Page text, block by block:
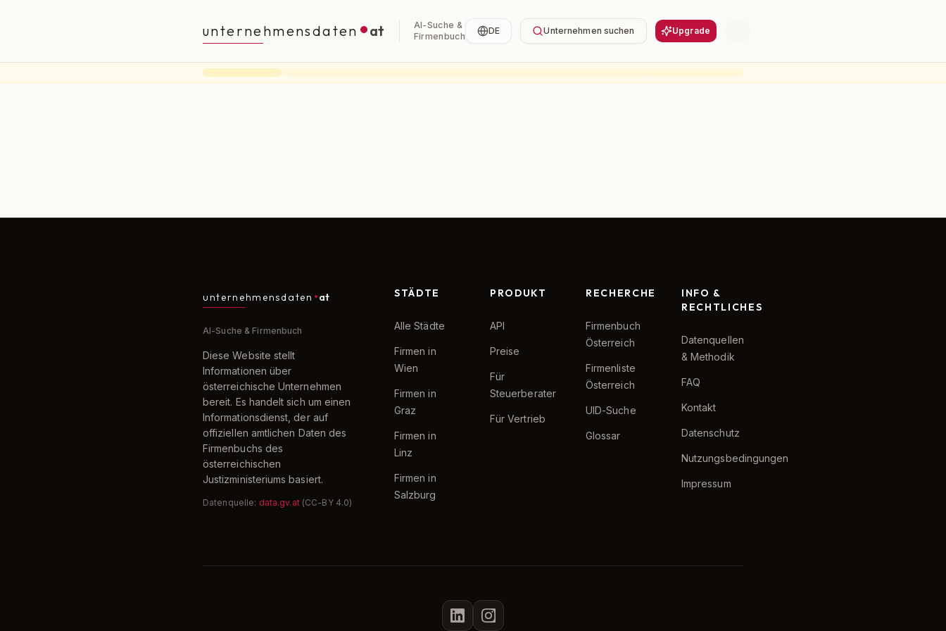
unternehmensdaten at
AI-Suche &
Firmenbuch
DE Unternehmen suchen Upgrade
unternehmensdaten at
AI-Suche & Firmenbuch
Diese Website stellt
Informationen über
österreichische Unternehmen
bereit. Es handelt sich um einen
Informationsdienst, der auf
offiziellen amtlichen Daten des
Firmenbuchs des
österreichischen
Justizministeriums basiert.
Datenquelle: data.gv.at (CC-BY 4.0)
STÄDTE
Alle Städte
Firmen in
Wien
Firmen in
Graz
Firmen in
Linz
Firmen in
Salzburg
PRODUKT
API
Preise
Für
Steuerberater
Für Vertrieb
RECHERCHE
Firmenbuch
Österreich
Firmenliste
Österreich
UID-Suche
Glossar
INFO &
RECHTLICHES
Datenquellen
& Methodik
FAQ
Kontakt
Datenschutz
Nutzungsbedingungen
Impressum